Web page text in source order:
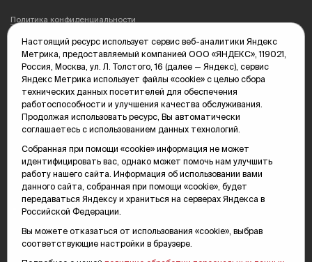
Политика конфиденциальности
Редакция: 625035, Тюмень, пр. Геологоразведчиков, 28А
(3452) 68-89-05
edit@vsluh.ru
Главный редактор: Панкина Т.Ю.
kika@vsluh.ru
По вопросам рекламы:
(3452) 68-89-78
kotovaev@sibinformburo.ru
mim@vsluh.ru
Настоящий ресурс использует сервис веб-аналитики Яндекс
Метрика, предоставляемый компанией ООО «ЯНДЕКС», 119021,
Россия, Москва, ул. Л. Толстого, 16 (далее — Яндекс), сервис
Яндекс Метрика использует файлы «cookie» с целью сбора
технических данных посетителей для обеспечения
работоспособности и улучшения качества обслуживания.
Продолжая использовать ресурс, Вы автоматически
соглашаетесь с использованием данных технологий.
Собранная при помощи «cookie» информация не может
идентифицировать вас, однако может помочь нам улучшить
работу нашего сайта. Информация об использовании вами
данного сайта, собранная при помощи «cookie», будет
передаваться Яндексу и храниться на серверах Яндекса в
Российской Федерации.
Вы можете отказаться от использования «cookie», выбрав
соответствующие настройки в браузере.